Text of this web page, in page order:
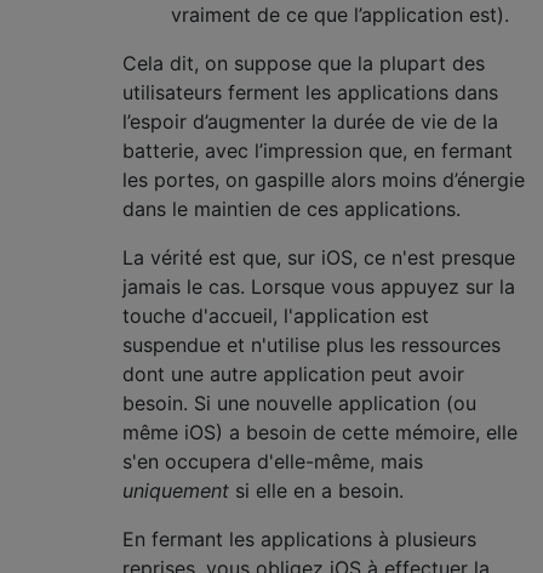
vraiment de ce que l’application est).
Cela dit, on suppose que la plupart des
utilisateurs ferment les applications dans
l’espoir d’augmenter la durée de vie de la
batterie, avec l’impression que, en fermant
les portes, on gaspille alors moins d’énergie
dans le maintien de ces applications.
La vérité est que, sur iOS, ce n'est presque
jamais le cas. Lorsque vous appuyez sur la
touche d'accueil, l'application est
suspendue et n'utilise plus les ressources
dont une autre application peut avoir
besoin. Si une nouvelle application (ou
même iOS) a besoin de cette mémoire, elle
s'en occupera d'elle-même, mais
uniquement si elle en a besoin.
En fermant les applications à plusieurs
reprises, vous obligez iOS à effectuer la